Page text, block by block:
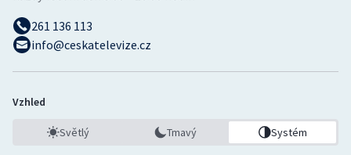
261 136 113
info@ceskatelevize.cz
Vzhled
Světlý Tmavý Systém